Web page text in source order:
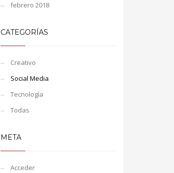
febrero 2018
CATEGORÍAS
Creativo
Social Media
Tecnología
Todas
META
Acceder